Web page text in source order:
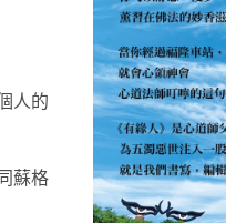
人的
蘇格